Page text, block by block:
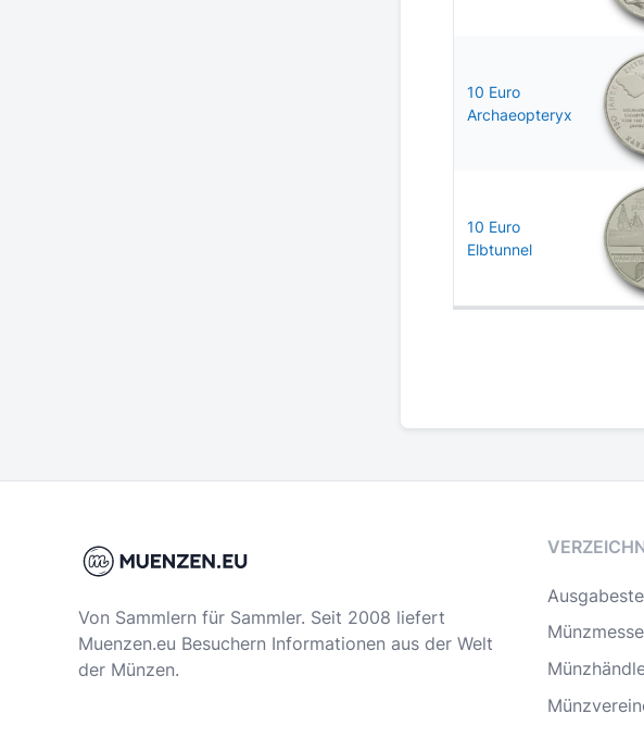
10 Euro
Archaeopteryx
10 Euro
Elbtunnel
Von Sammlern für Sammler. Seit 2008 liefert
Muenzen.eu Besuchern Informationen aus der Welt
der Münzen.